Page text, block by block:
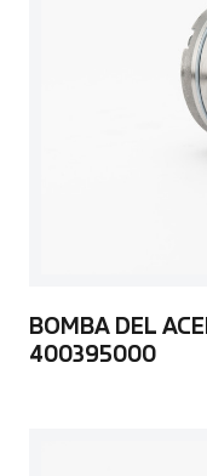
BOMBA DEL
400395000